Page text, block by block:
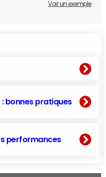
Voir un exemple
: bonnes pratiques
performances